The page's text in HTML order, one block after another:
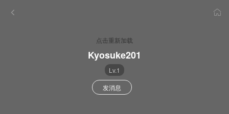
点击重新加载
Kyosuke201
Lv.1
发消息